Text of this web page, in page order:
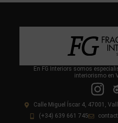
En FG Interiors somos
interiorismo en
Calle Miguel Íscar 4, 47001,
(+34) 639 661 745